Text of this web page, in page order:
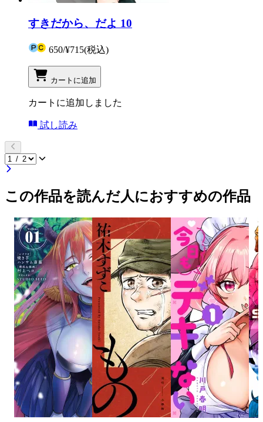
すきだから、だよ 10
650/¥715(税込)
カートに追加
カートに追加しました
試し読み
この作品を読んだ人におすすめの作品